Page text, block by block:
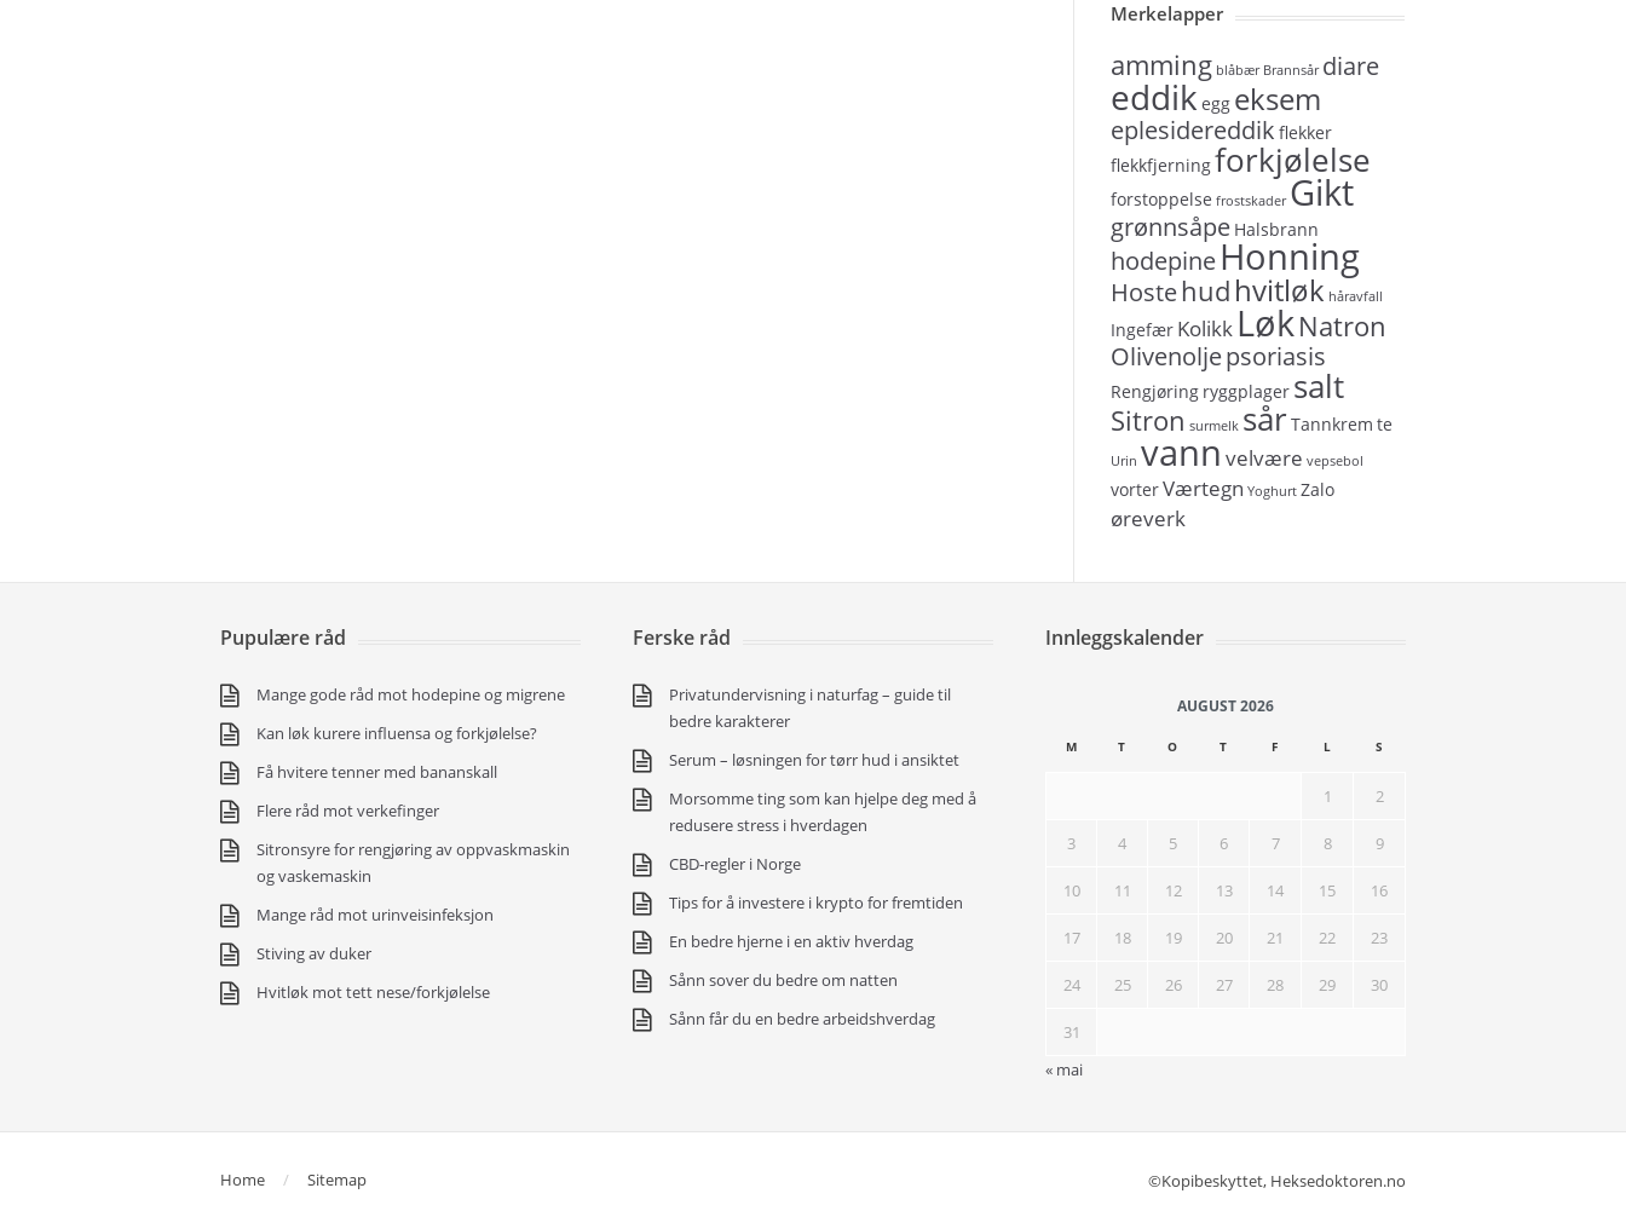
Merkelapper
amming blåbær Brannsår diare
eddik egg eksem
eplesidereddik flekker
flekkfjerningforkjølelse
forstoppelse frostskader Gikt
grønnsåpe Halsbrann
hodepine Honning
Hoste hud hvitløk håravfall
Ingefær Kolikk LøkNatron
Olivenoljepsoriasis
Rengjøring ryggplager salt
Sitron surmelk sårTannkrem te
Urin vann velvære vepsebol
vorterVærtegn Yoghurt Zalo
øreverk
Pupulære råd
Mange gode råd mot hodepine og migrene
Kan løk kurere influensa og forkjølelse?
Få hvitere tenner med bananskall
Flere råd mot verkefinger
Sitronsyre for rengjøring av oppvaskmaskin
og vaskemaskin
Mange råd mot urinveisinfeksjon
Stiving av duker
Hvitløk mot tett nese/forkjølelse
Ferske råd
Privatundervisning i naturfag – guide til
bedre karakterer
Serum – løsningen for tørr hud i ansiktet
Morsomme ting som kan hjelpe deg med å
redusere stress i hverdagen
CBD-regler i Norge
Tips for å investere i krypto for fremtiden
En bedre hjerne i en aktiv hverdag
Sånn sover du bedre om natten
Sånn får du en bedre arbeidshverdag
Innleggskalender
AUGUST 2026
M T O T F L S
1 2
3 4 5 6 7 8 9
10 11 12 13 14 15 16
17 18 19 20 21 22 23
24 25 26 27 28 29 30
31
« mai
Home Sitemap ©Kopibeskyttet, Heksedoktoren.no